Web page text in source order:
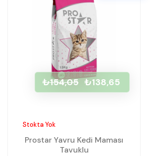
Stokta Yok
₺154,05 ₺138,65
Prostar Yavru Kedi Maması
Tavuklu